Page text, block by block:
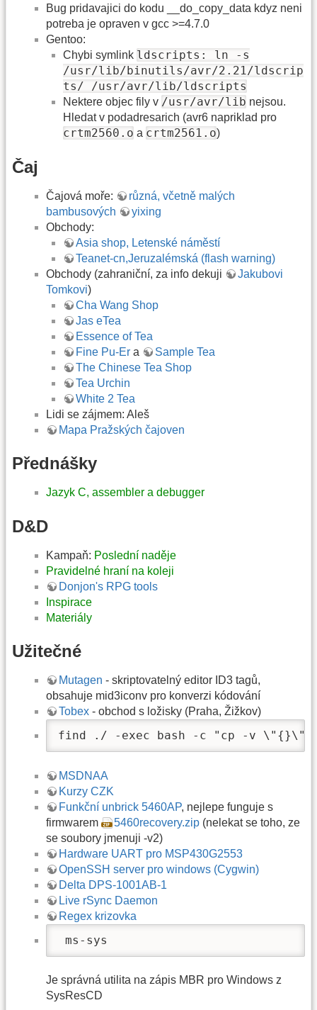
Bug pridavajici do kodu __do_copy_data kdyz neni
potreba je opraven v gcc >=4.7.0
Gentoo:
Chybi symlink ldscripts: ln -s
/usr/lib/binutils/avr/2.21/ldscrip
ts/ /usr/avr/lib/ldscripts
Nektere objec fily v /usr/avr/lib nejsou.
Hledat v podadresarich (avr6 napriklad pro
crtm2560.o a crtm2561.o)
Čaj
Čajová moře:
různá, včetně malých
bambusových
yixing
Obchody:
Asia shop, Letenské náměstí
Teanet-cn,Jeruzalémská (flash warning)
Obchody (zahraniční, za info dekuji
Jakubovi
Tomkovi)
Cha Wang Shop
Jas eTea
Essence of Tea
Fine Pu-Er a
Sample Tea
The Chinese Tea Shop
Tea Urchin
White 2 Tea
Lidi se zájmem: Aleš
Mapa Pražských čajoven
Přednášky
Jazyk C, assembler a debugger
D&D
Kampaň: Poslední naděje
Pravidelné hraní na koleji
Donjon's RPG tools
Inspirace
Materiály
Užitečné
Mutagen - skriptovatelný editor ID3 tagů,
obsahuje mid3iconv pro konverzi kódování
Tobex - obchod s ložisky (Praha, Žižkov)
find ./ -exec bash -c "cp -v
MSDNAA
Kurzy CZK
Funkční unbrick 5460AP, nejlepe funguje s
firmwarem
5460recovery.zip (nelekat se toho, ze
se soubory jmenuji -v2)
Hardware UART pro MSP430G2553
OpenSSH server pro windows (Cygwin)
Delta DPS-1001AB-1
Live rSync Daemon
Regex krizovka
ms-sys
Je správná utilita na zápis MBR pro Windows z
SysResCD